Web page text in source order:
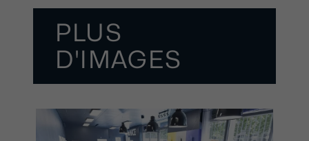
PLUS
D'IMAGES